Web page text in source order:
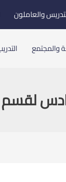
والعاملون
والمجتمع